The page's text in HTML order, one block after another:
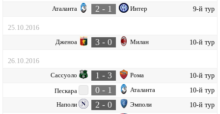
Аталанта 2 - 1 Интер 9-й тур
25.10.2016
Дженоа 3 - 0 Милан 10-й тур
26.10.2016
Сассуоло 1 - 3 Рома 10-й тур
Пескара 0 - 1 Аталанта 10-й тур
Наполи 2 - 0 Эмполи 10-й тур